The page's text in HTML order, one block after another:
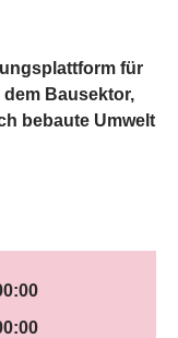
für
Bausektor,
bebaute Umwelt